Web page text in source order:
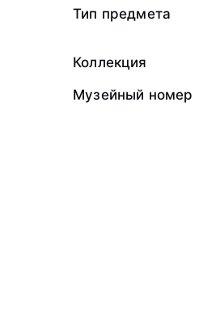
Тип предмета
Коллекция
Музейный номер